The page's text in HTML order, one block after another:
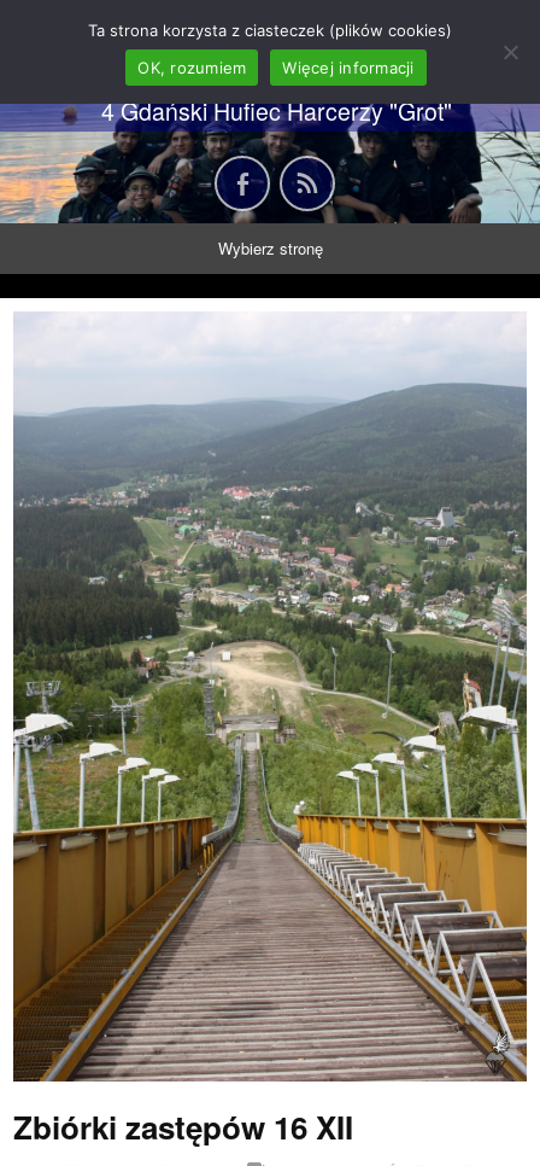
62 GDH "Orkan" im. gen.
Stanisława Sosabowskiego
4 Gdański Hufiec Harcerzy "Grot"
Wybierz stronę
Zbiórki zastępów 16 XII
Ta strona korzysta z ciasteczek (plików cookies)
OK, rozumiem
Więcej informacji